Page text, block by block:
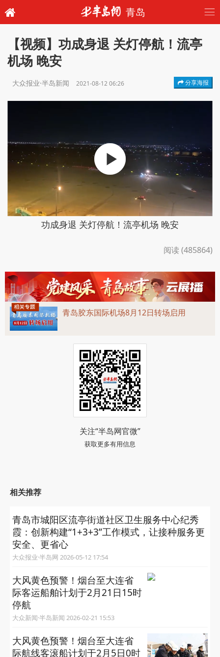
青岛
【视频】功成身退 关灯停航！流亭
机场 晚安
大众报业·半岛新闻 2021-08-12 06:26 分享海报
功成身退 关灯停航！流亭机场 晚安
阅读 (485864)
青岛胶东国际机场8月12日转场启用
关注“半岛网官微”
获取更多有用信息
相关推荐
青岛市城阳区流亭街道社区卫生服务中心纪秀
霞：创新构建“1+3+3”工作模式，让接种服务更
安全、更省心
大众报业·半岛网 2026-05-12 17:54
​大风黄色预警！烟台至大连省
际客运船舶计划于2月21日15时
停航
大众新闻·半岛新闻 2026-02-21 15:53
大风黄色预警！烟台至大连省
际航线客滚船计划于2月5日0时